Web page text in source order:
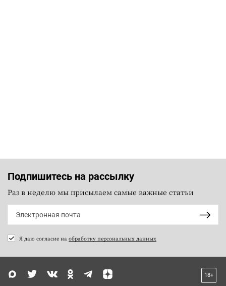
Подпишитесь на рассылку
Раз в неделю мы присылаем самые важные статьи
Я даю согласие на обработку персональных данных
18+